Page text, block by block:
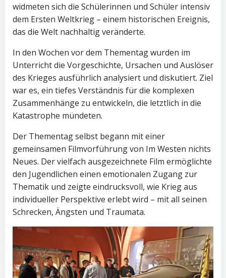
widmeten sich die Schülerinnen und Schüler intensiv
dem Ersten Weltkrieg – einem historischen Ereignis,
das die Welt nachhaltig veränderte.
In den Wochen vor dem Thementag wurden im
Unterricht die Vorgeschichte, Ursachen und Auslöser
des Krieges ausführlich analysiert und diskutiert. Ziel
war es, ein tiefes Verständnis für die komplexen
Zusammenhänge zu entwickeln, die letztlich in die
Katastrophe mündeten.
Der Thementag selbst begann mit einer
gemeinsamen Filmvorführung von Im Westen nichts
Neues. Der vielfach ausgezeichnete Film ermöglichte
den Jugendlichen einen emotionalen Zugang zur
Thematik und zeigte eindrucksvoll, wie Krieg aus
individueller Perspektive erlebt wird – mit all seinen
Schrecken, Ängsten und Traumata.